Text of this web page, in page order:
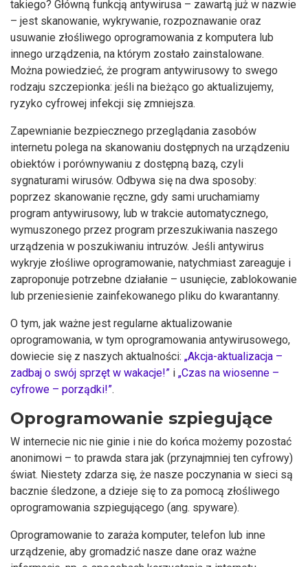
takiego? Główną funkcją antywirusa – zawartą już w nazwie
– jest skanowanie, wykrywanie, rozpoznawanie oraz
usuwanie złośliwego oprogramowania z komputera lub
innego urządzenia, na którym zostało zainstalowane.
Można powiedzieć, że program antywirusowy to swego
rodzaju szczepionka: jeśli na bieżąco go aktualizujemy,
ryzyko cyfrowej infekcji się zmniejsza.
Zapewnianie bezpiecznego przeglądania zasobów
internetu polega na skanowaniu dostępnych na urządzeniu
obiektów i porównywaniu z dostępną bazą, czyli
sygnaturami wirusów. Odbywa się na dwa sposoby:
poprzez skanowanie ręczne, gdy sami uruchamiamy
program antywirusowy, lub w trakcie automatycznego,
wymuszonego przez program przeszukiwania naszego
urządzenia w poszukiwaniu intruzów. Jeśli antywirus
wykryje złośliwe oprogramowanie, natychmiast zareaguje i
zaproponuje potrzebne działanie – usunięcie, zablokowanie
lub przeniesienie zainfekowanego pliku do kwarantanny.
O tym, jak ważne jest regularne aktualizowanie
oprogramowania, w tym oprogramowania antywirusowego,
dowiecie się z naszych aktualności: „Akcja-aktualizacja –
zadbaj o swój sprzęt w wakacje!” i „Czas na wiosenne –
cyfrowe – porządki!”.
Oprogramowanie szpiegujące
W internecie nic nie ginie i nie do końca możemy pozostać
anonimowi – to prawda stara jak (przynajmniej ten cyfrowy)
świat. Niestety zdarza się, że nasze poczynania w sieci są
bacznie śledzone, a dzieje się to za pomocą złośliwego
oprogramowania szpiegującego (ang. spyware).
Oprogramowanie to zaraża komputer, telefon lub inne
urządzenie, aby gromadzić nasze dane oraz ważne